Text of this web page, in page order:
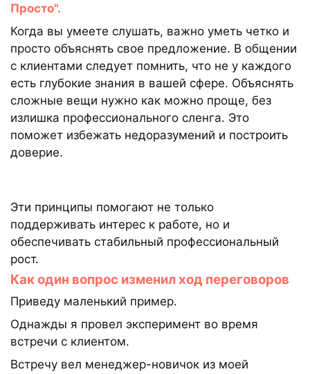
Просто".
Когда вы умеете слушать, важно уметь четко и
просто объяснять свое предложение. В общении
с клиентами следует помнить, что не у каждого
есть глубокие знания в вашей сфере. Объяснять
сложные вещи нужно как можно проще, без
излишка профессионального сленга. Это
поможет избежать недоразумений и построить
доверие.
Эти принципы помогают не только
поддерживать интерес к работе, но и
обеспечивать стабильный профессиональный
рост.
Как один вопрос изменил ход переговоров
Приведу маленький пример.
Однажды я провел эксперимент во время
встречи с клиентом.
Встречу вел менеджер-новичок из моей